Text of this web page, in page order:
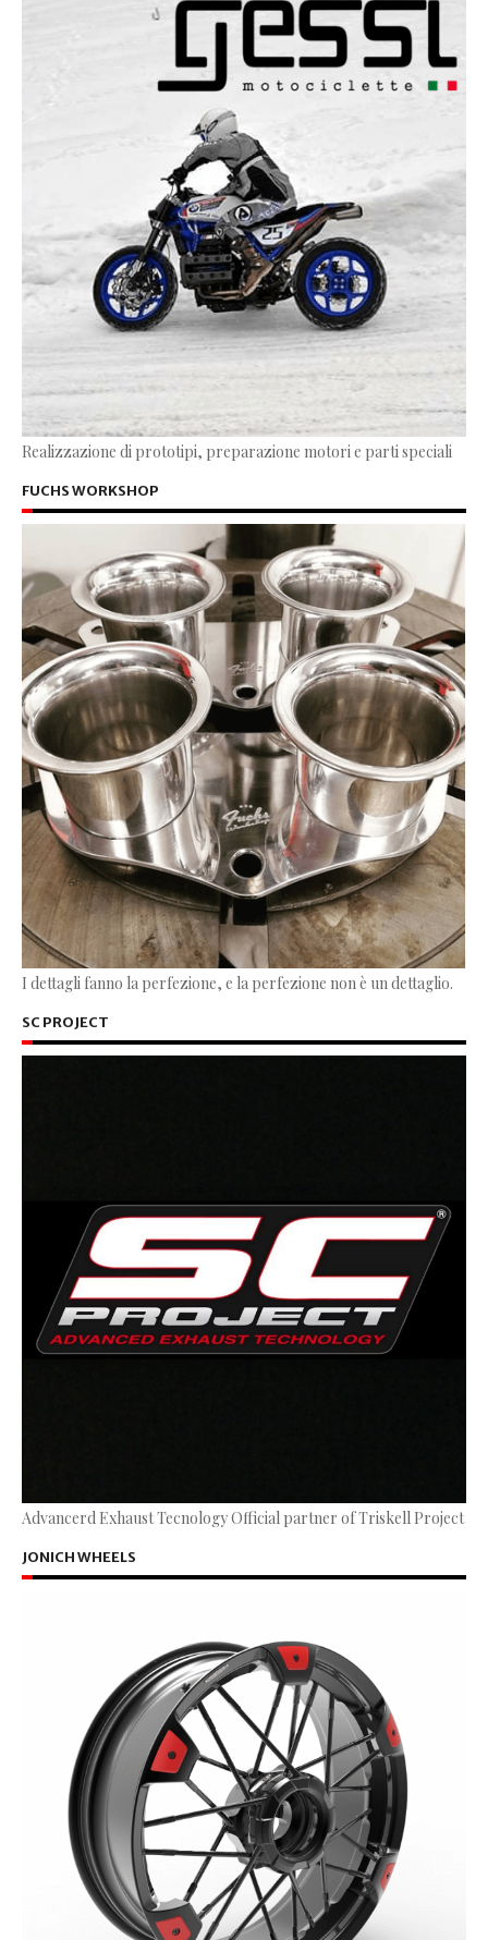
Realizzazione di prototipi, preparazione motori e parti speciali
FUCHS WORKSHOP
I dettagli fanno la perfezione, e la perfezione non è un dettaglio.
SC PROJECT
Advancerd Exhaust Tecnology Official partner of Triskell Project
JONICH WHEELS